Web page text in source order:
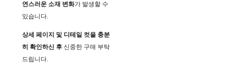
연스러운 소재 변화가 발생할 수
있습니다.
상세 페이지 및 디테일 컷을 충분
히 확인하신 후신중한 구매 부탁
드립니다.